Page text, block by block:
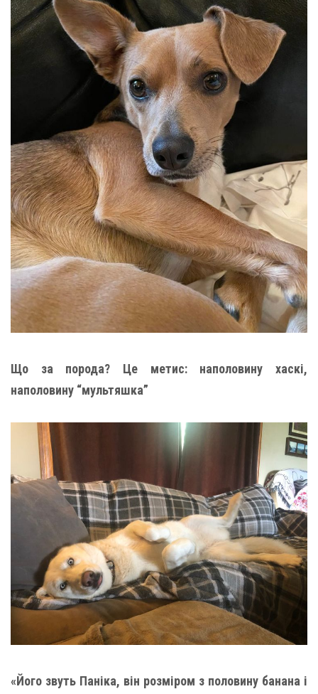
Що за порода? Це метис: наполовину хаскі,
наполовину “мультяшка”
«Його звуть Паніка, він розміром з половину банана і